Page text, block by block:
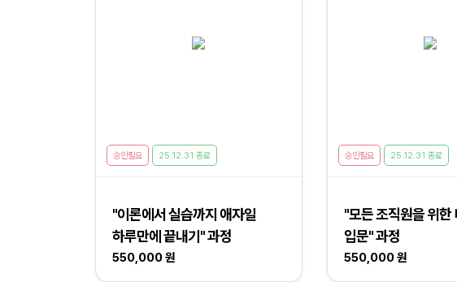
승인필요 25.12.31 종료
"이론에서 실습까지 애자일
하루만에 끝내기" 과정
550,000 원
승인필요 25.12.31 종료
"모든 조직원을 위한
입문" 과정
550,000 원